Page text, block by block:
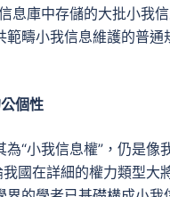
庫中存儲的大批小我
疇小我信息維護的普
個性
“小我信息權”，仍是像
國在詳細的權力類型大